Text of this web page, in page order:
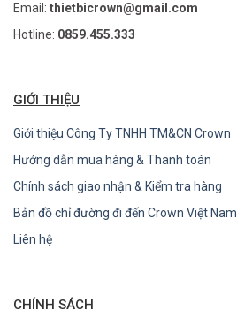
Email: thietbicrown@gmail.com
Hotline: 0859.455.333
GIỚI THIỆU
Giới thiệu Công Ty TNHH TM&CN Crown
Hướng dẫn mua hàng & Thanh toán
Chính sách giao nhận & Kiểm tra hàng
Bản đồ chỉ đường đi đến Crown Việt Nam
Liên hệ
CHÍNH SÁCH